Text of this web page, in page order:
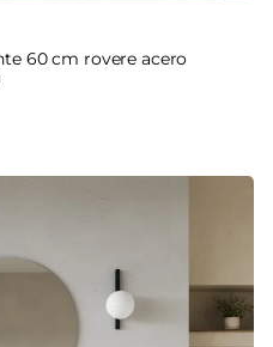
60 cm rovere acero